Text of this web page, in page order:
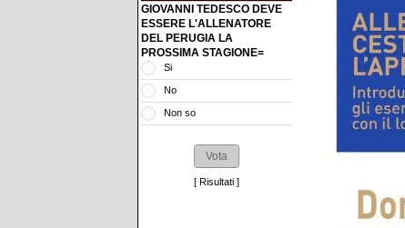
GIOVANNI TEDESCO DEVE
ESSERE L'ALLENATORE
DEL PERUGIA LA
PROSSIMA STAGIONE=
Si
No
Non so
[ Risultati ]